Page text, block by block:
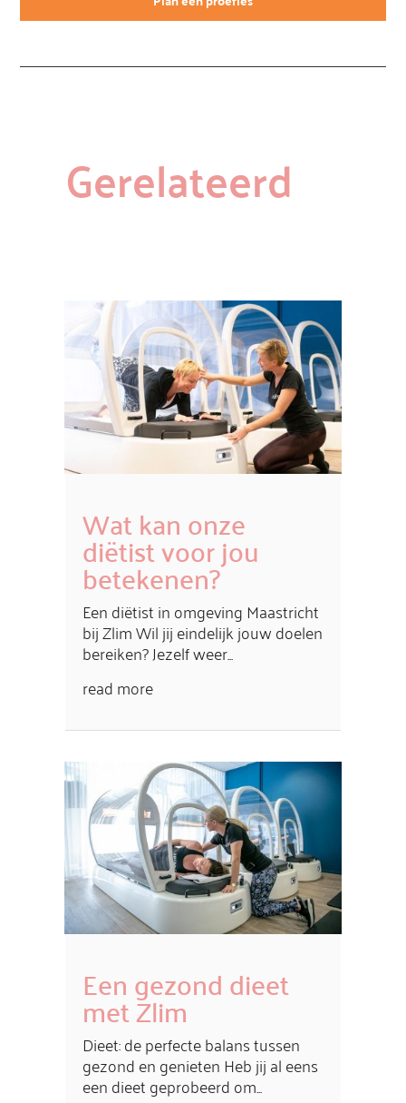
Gerelateerd
Wat kan onze
diëtist voor jou
betekenen?
Een diëtist in omgeving Maastricht
bij Zlim Wil jij eindelijk jouw doelen
bereiken? Jezelf weer...
read more
Een gezond dieet
met Zlim
Dieet: de perfecte balans tussen
gezond en genieten Heb jij al eens
een dieet geprobeerd om...